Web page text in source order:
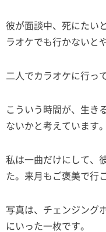
彼が面談中、死にたい
ラオケでも行かないと
二人でカラオケに行っ
こういう時間が、生き
ないかと考えています。
私は一曲だけにして、
た。来月もご褒美で行
写真は、チェンジング
にいった一枚です。